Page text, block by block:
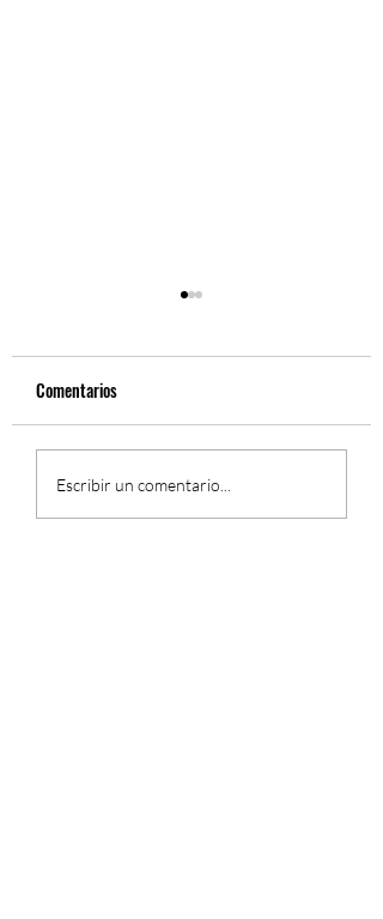
El Concierto Sinfónico de
Comentarios
Escribir un comentario...